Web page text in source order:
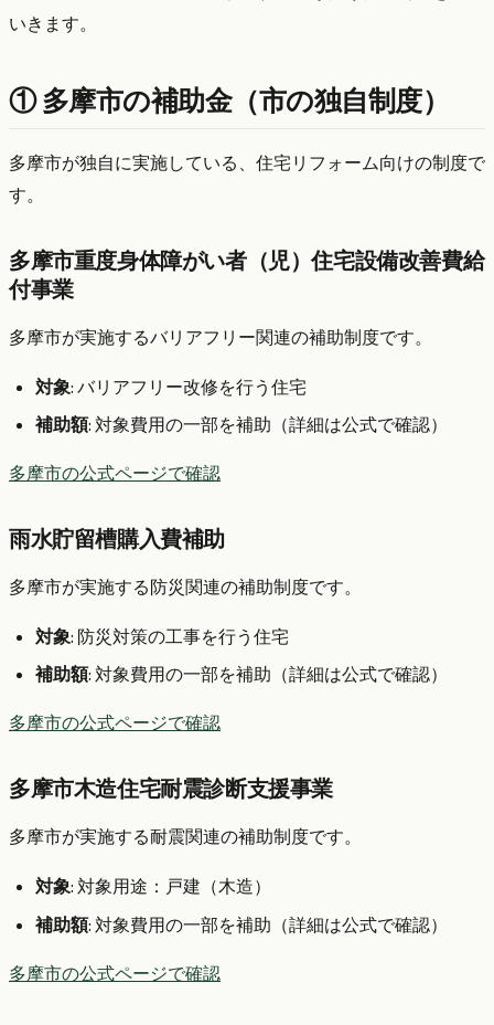
いきます。
① 多摩市の補助金（市の独自制度）
多摩市が独自に実施している、住宅リフォーム向けの制度で
す。
多摩市重度身体障がい者（児）住宅設備改善費給
付事業
多摩市が実施するバリアフリー関連の補助制度です。
対象: バリアフリー改修を行う住宅
補助額: 対象費用の一部を補助（詳細は公式で確認）
多摩市の公式ページで確認
雨水貯留槽購入費補助
多摩市が実施する防災関連の補助制度です。
対象: 防災対策の工事を行う住宅
補助額: 対象費用の一部を補助（詳細は公式で確認）
多摩市の公式ページで確認
多摩市木造住宅耐震診断支援事業
多摩市が実施する耐震関連の補助制度です。
対象: 対象用途：戸建（木造）
補助額: 対象費用の一部を補助（詳細は公式で確認）
多摩市の公式ページで確認